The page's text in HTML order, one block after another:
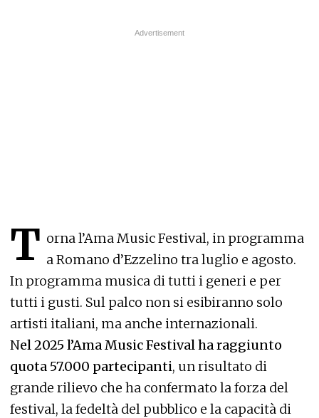
T orna l’Ama Music Festival, in programma
a Romano d’Ezzelino tra luglio e agosto.
In programma musica di tutti i generi e per
tutti i gusti. Sul palco non si esibiranno solo
artisti italiani, ma anche internazionali.
Nel 2025 l’Ama Music Festival ha raggiunto
quota 57.000 partecipanti, un risultato di
grande rilievo che ha confermato la forza del
festival, la fedeltà del pubblico e la capacità di